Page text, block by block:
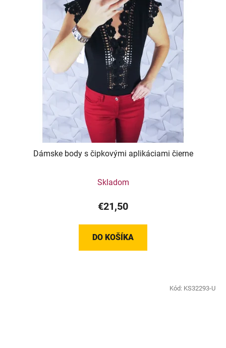
Dámske body s čipkovými aplikáciami čierne
Skladom
€21,50
DO KOŠÍKA
Kód: KS32293-U